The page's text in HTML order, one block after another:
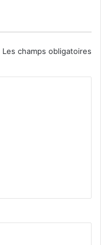
Les champs obligatoires